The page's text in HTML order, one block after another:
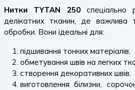
Нитки TYTAN 250спеціально
делікатних тканин, де важлива
обробки. Вони ідеальні для:
підшивання тонких матеріалів,
обметування швів на легких
створення декоративних швів,
виготовлення білизни,